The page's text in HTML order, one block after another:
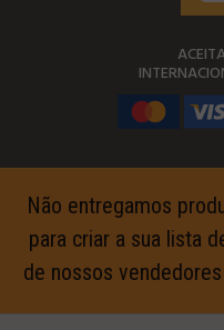
Não entregamos
para criar a sua lista
de nossos